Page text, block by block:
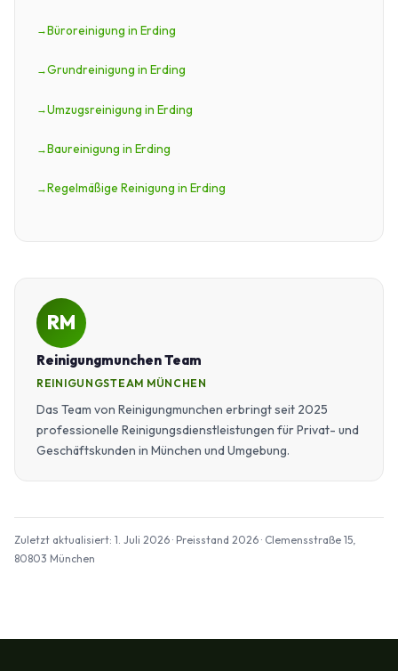
Büroreinigung in Erding
Grundreinigung in Erding
Umzugsreinigung in Erding
Baureinigung in Erding
Regelmäßige Reinigung in Erding
RM
Reinigungmunchen Team
REINIGUNGSTEAM MÜNCHEN
Das Team von Reinigungmunchen erbringt seit 2025
professionelle Reinigungsdienstleistungen für Privat- und
Geschäftskunden in München und Umgebung.
Zuletzt aktualisiert: 1. Juli 2026 · Preisstand 2026 · Clemensstraße 15,
80803 München